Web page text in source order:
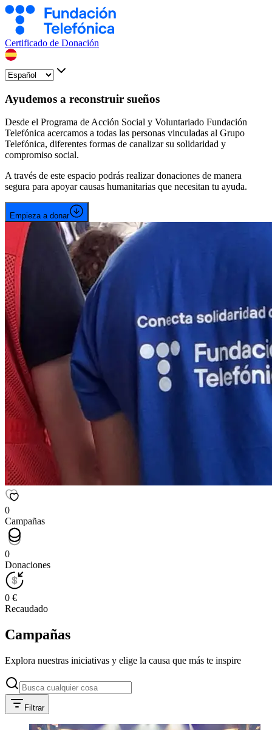
Certificado de Donación
Ayudemos a reconstruir sueños
Desde el Programa de Acción Social y Voluntariado Fundación
Telefónica acercamos a todas las personas vinculadas al Grupo
Telefónica, diferentes formas de canalizar su solidaridad y
compromiso social.
A través de este espacio podrás realizar donaciones de manera
segura para apoyar causas humanitarias que necesitan tu ayuda.
Empieza a donar
0
Campañas
0
Donaciones
0 €
Recaudado
Campañas
Explora nuestras iniciativas y elige la causa que más te inspire
Filtrar